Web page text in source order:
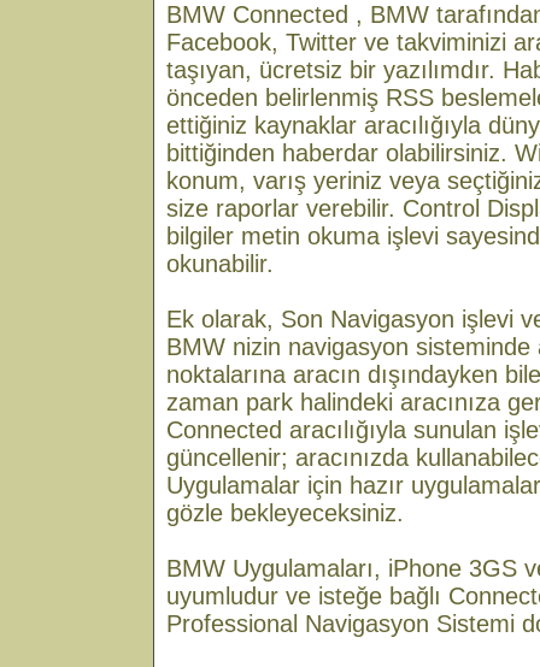
BMW Connected , BMW
Facebook, Twitter ve takviminizi
taşıyan, ücretsiz bir yazılımdır.
önceden belirlenmiş RSS
ettiğiniz kaynaklar aracılığıyla
bittiğinden haberdar olabilirsiniz.
konum, varış yeriniz veya
size raporlar verebilir. Control
bilgiler metin okuma işlevi
okunabilir.
Ek olarak, Son Navigasyon işlevi
BMW nizin navigasyon sisteminde
noktalarına aracın dışındayken
zaman park halindeki aracınıza
Connected aracılığıyla sunulan
güncellenir; aracınızda
Uygulamalar için hazır
gözle bekleyeceksiniz.
BMW Uygulamaları, iPhone 3GS
uyumludur ve isteğe bağlı
Professional Navigasyon Sistemi